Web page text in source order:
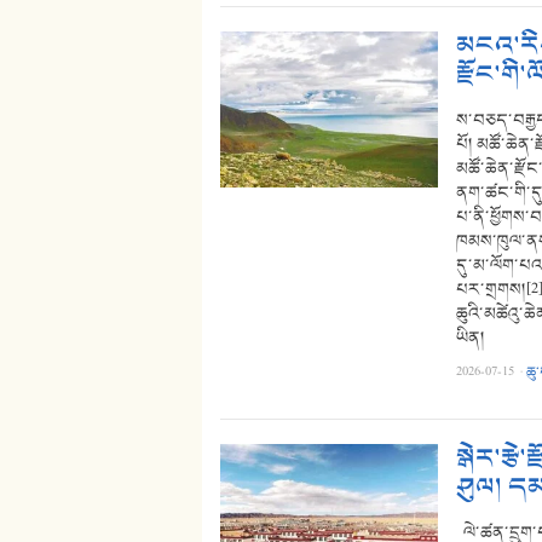
པོ།
ཡིན།
2026-07-15 ·
ཤུལ།